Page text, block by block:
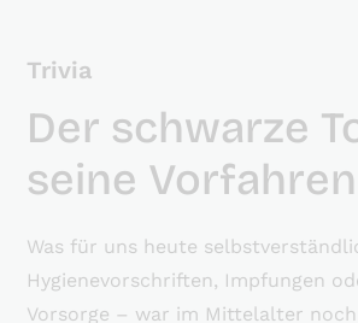
Trivia
Der schwarze
seine Vorfahren
Was für uns heute
Hygienevorschriften, Impfungen
Vorsorge – war im Mittelalter